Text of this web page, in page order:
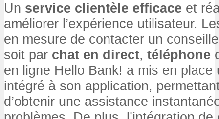
Un service clientèle efficace et
améliorer l’expérience utilisateur.
en mesure de contacter un
soit par chat en direct, téléphone
en ligne Hello Bank! a mis en place
intégré à son application,
d’obtenir une assistance